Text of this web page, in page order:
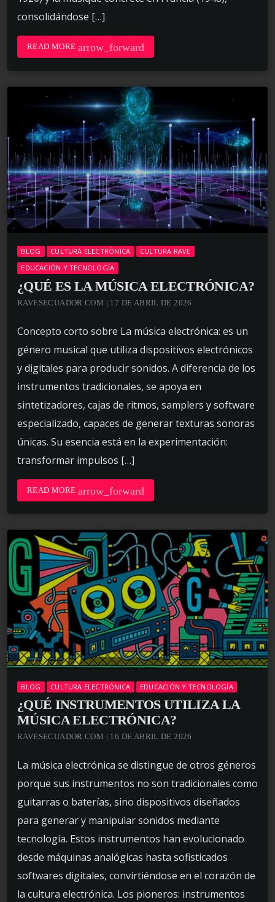
consolidándose […]
READ MORE arrow_forward
BLOG CULTURA ELECTRÓNICA
CULTURA RAVE
EDUCACIÓN Y TECNOLOGÍA
¿QUÉ ES LA MÚSICA ELECTRÓNICA?
RAVESECUADOR.COM | 17 DE ABRIL DE 2026
Concepto corto sobre La música electrónica: es un
género musical que utiliza dispositivos electrónicos
y digitales para producir sonidos. A diferencia de los
instrumentos tradicionales, se apoya en
sintetizadores, cajas de ritmos, samplers y software
especializado, capaces de generar texturas sonoras
únicas. Su esencia está en la experimentación:
transformar impulsos […]
READ MORE arrow_forward
BLOG CULTURA ELECTRÓNICA EDUCACIÓN Y TECNOLOGÍA
¿QUÉ INSTRUMENTOS UTILIZA LA
MÚSICA ELECTRÓNICA?
RAVESECUADOR.COM | 16 DE ABRIL DE 2026
La música electrónica se distingue de otros géneros
porque sus instrumentos no son tradicionales como
guitarras o baterías, sino dispositivos diseñados
para generar y manipular sonidos mediante
tecnología. Estos instrumentos han evolucionado
desde máquinas analógicas hasta sofisticados
softwares digitales, convirtiéndose en el corazón de
la cultura electrónica. Los pioneros: instrumentos